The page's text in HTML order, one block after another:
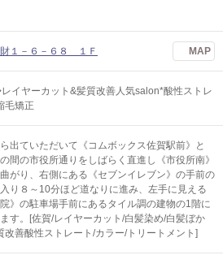
１－６－６８ １Ｆ MAP
イヤーカット&髪質改善人気salon*酸性ストレ
毛矯正
出ていただいて《コムボックス佐賀駅前》と
間の市役所通りをしばらく直進し《市役所南》
がり、右側にある《セブンイレブン》の手前の
入り８～10分ほど道なりに進み、左手に見える
院》の駐車場手前にあるタイル調の建物の1階に
す。[佐賀/レイヤーカット/白髪染め/白髪ぼか
改善酸性ストレート/カラー/トリートメント]